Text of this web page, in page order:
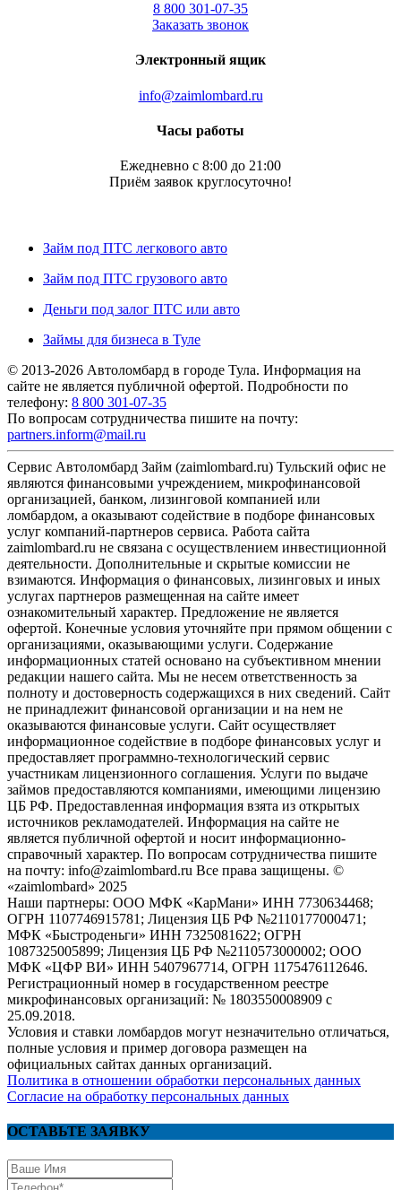
8 800 301-07-35
Заказать звонок
Электронный ящик
info@zaimlombard.ru
Часы работы
Ежедневно с 8:00 до 21:00
Приём заявок круглосуточно!
Займ под ПТС легкового авто
Займ под ПТС грузового авто
Деньги под залог ПТС или авто
Займы для бизнеса в Туле
© 2013-2026 Автоломбард в городе Тула. Информация на
сайте не является публичной офертой. Подробности по
телефону: 8 800 301-07-35
По вопросам сотрудничества пишите на почту:
partners.inform@mail.ru
Сервис Автоломбард Займ (zaimlombard.ru) Тульский офис не
являются финансовыми учреждением, микрофинансовой
организацией, банком, лизинговой компанией или
ломбардом, а оказывают содействие в подборе финансовых
услуг компаний-партнеров сервиса. Работа сайта
zaimlombard.ru не связана с осуществлением инвестиционной
деятельности. Дополнительные и скрытые комиссии не
взимаются. Информация о финансовых, лизинговых и иных
услугах партнеров размещенная на сайте имеет
ознакомительный характер. Предложение не является
офертой. Конечные условия уточняйте при прямом общении с
организациями, оказывающими услуги. Содержание
информационных статей основано на субъективном мнении
редакции нашего сайта. Мы не несем ответственность за
полноту и достоверность содержащихся в них сведений. Сайт
не принадлежит финансовой организации и на нем не
оказываются финансовые услуги. Сайт осуществляет
информационное содействие в подборе финансовых услуг и
предоставляет программно-технологический сервис
участникам лицензионного соглашения. Услуги по выдаче
займов предоставляются компаниями, имеющими лицензию
ЦБ РФ. Предоставленная информация взята из открытых
источников рекламодателей. Информация на сайте не
является публичной офертой и носит информационно-
справочный характер. По вопросам сотрудничества пишите
на почту: info@zaimlombard.ru Все права защищены. ©
«zaimlombard» 2025
Наши партнеры: ООО МФК «КарМани» ИНН 7730634468;
ОГРН 1107746915781; Лицензия ЦБ РФ №2110177000471;
МФК «Быстроденьги» ИНН 7325081622; ОГРН
1087325005899; Лицензия ЦБ РФ №2110573000002; ООО
МФК «ЦФР ВИ» ИНН 5407967714, ОГРН 1175476112646.
Регистрационный номер в государственном реестре
микрофинансовых организаций: № 1803550008909 с
25.09.2018.
Условия и ставки ломбардов могут незначительно отличаться,
полные условия и пример договора размещен на
официальных сайтах данных организаций.
Политика в отношении обработки персональных данных
Согласие на обработку персональных данных
ОСТАВЬТЕ ЗАЯВКУ